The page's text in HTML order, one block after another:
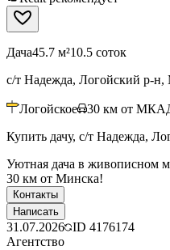
Дача45.7 м²10.5 соток
с/т Надежда, Логойский р-н,
Логойское 30 км от
Купить дачу, с/т Надежда,
Уютная дача в живописном
30 км от Минска!
Контакты
Написать
31.07.2026 ID 4176174
Агентство